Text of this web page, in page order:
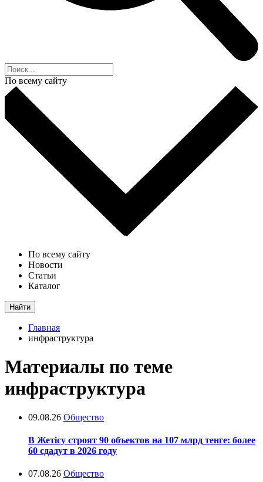
По всему сайту
По всему сайту
Новости
Статьи
Каталог
Найти
Главная
инфраструктура
Материалы по теме
инфраструктура
09.08.26 Общество
В Жетісу строят 90 объектов на 107 млрд тенге: более
60 сдадут в 2026 году
07.08.26 Общество